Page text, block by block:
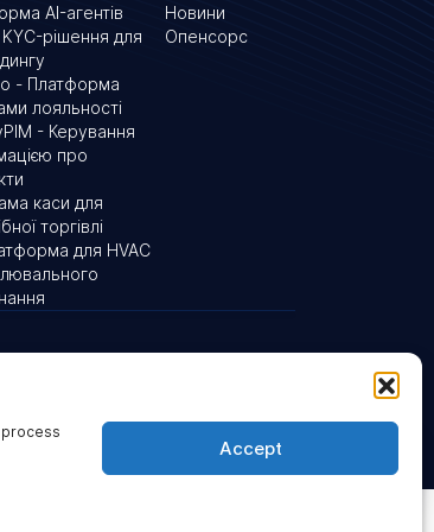
Accept
AI-агентів
рішення для
- Платформа
лояльності
- Керування
про
каси для
торгівлі
для HVAC
Новини
Опенсорс
Київ, Україна
Запитати AI-агента